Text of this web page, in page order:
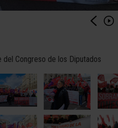
del Congreso de los Diputados